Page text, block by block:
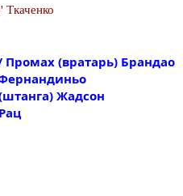
(вратарь) Брандао
Жадсон